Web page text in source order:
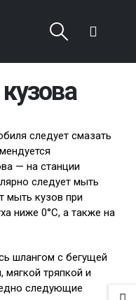
следует смазать
— на станции
следует мыть
мыть кузов при
ниже 0°С, а также на
шлангом с бегущей
тряпкой и
следующие